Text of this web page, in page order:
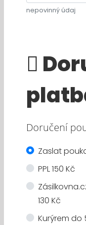
nepovinný údaj
Doručení
Zaslat
PPL 150 Kč
130 Kč
Kurýrem do